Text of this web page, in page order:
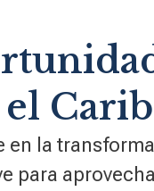
la
para